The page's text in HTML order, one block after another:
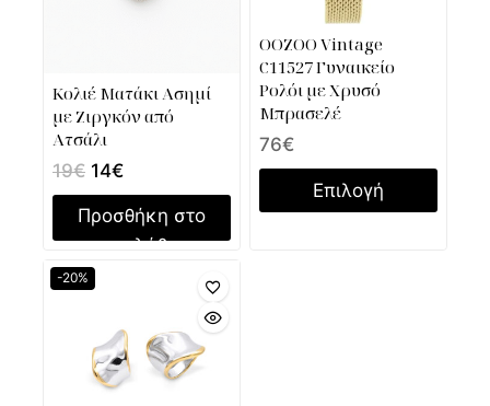
Κολιέ Ματάκι Ασημί
με Ζιργκόν από
Ατσάλι
19€ 14€
Προσθήκη στο
καλάθι
OOZOO Vintage
C11527 Γυναικείο
Ρολόι με Χρυσό
Μπρασελέ
76€
Επιλογή
-20%